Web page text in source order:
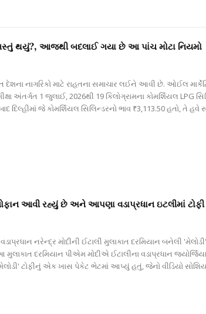
થયું?, આજથી બદલાઈ ગયા છે આ પાંચ મોટા નિયમો
નાગરિકો માટે રાહતના સમાચાર લઈને આવી છે. ઓઈલ
અંતર્ગત 1 જુલાઈ, 2026થી 19 કિલોગ્રામના કોમર્શિયલ LPG
દિલ્હીમાં જે કોમર્શિયલ સિલિન્ડરનો ભાવ ₹3,113.50 હતો, તે હવે
આવી રહ્યું છે અને આપણા વડાપ્રધાન ઇટલીમાં ટોફી
નરેન્દ્ર મોદીની ઈટાલી મુલાકાત દરમિયાન બનેલી
મુલાકાત દરમિયાન પીએમ મોદીએ ઈટાલીના વડાપ્રધાન
ટોફીનું એક ખાસ પેકેટ ભેટમાં આપ્યું હતું, જેનો વીડિયો